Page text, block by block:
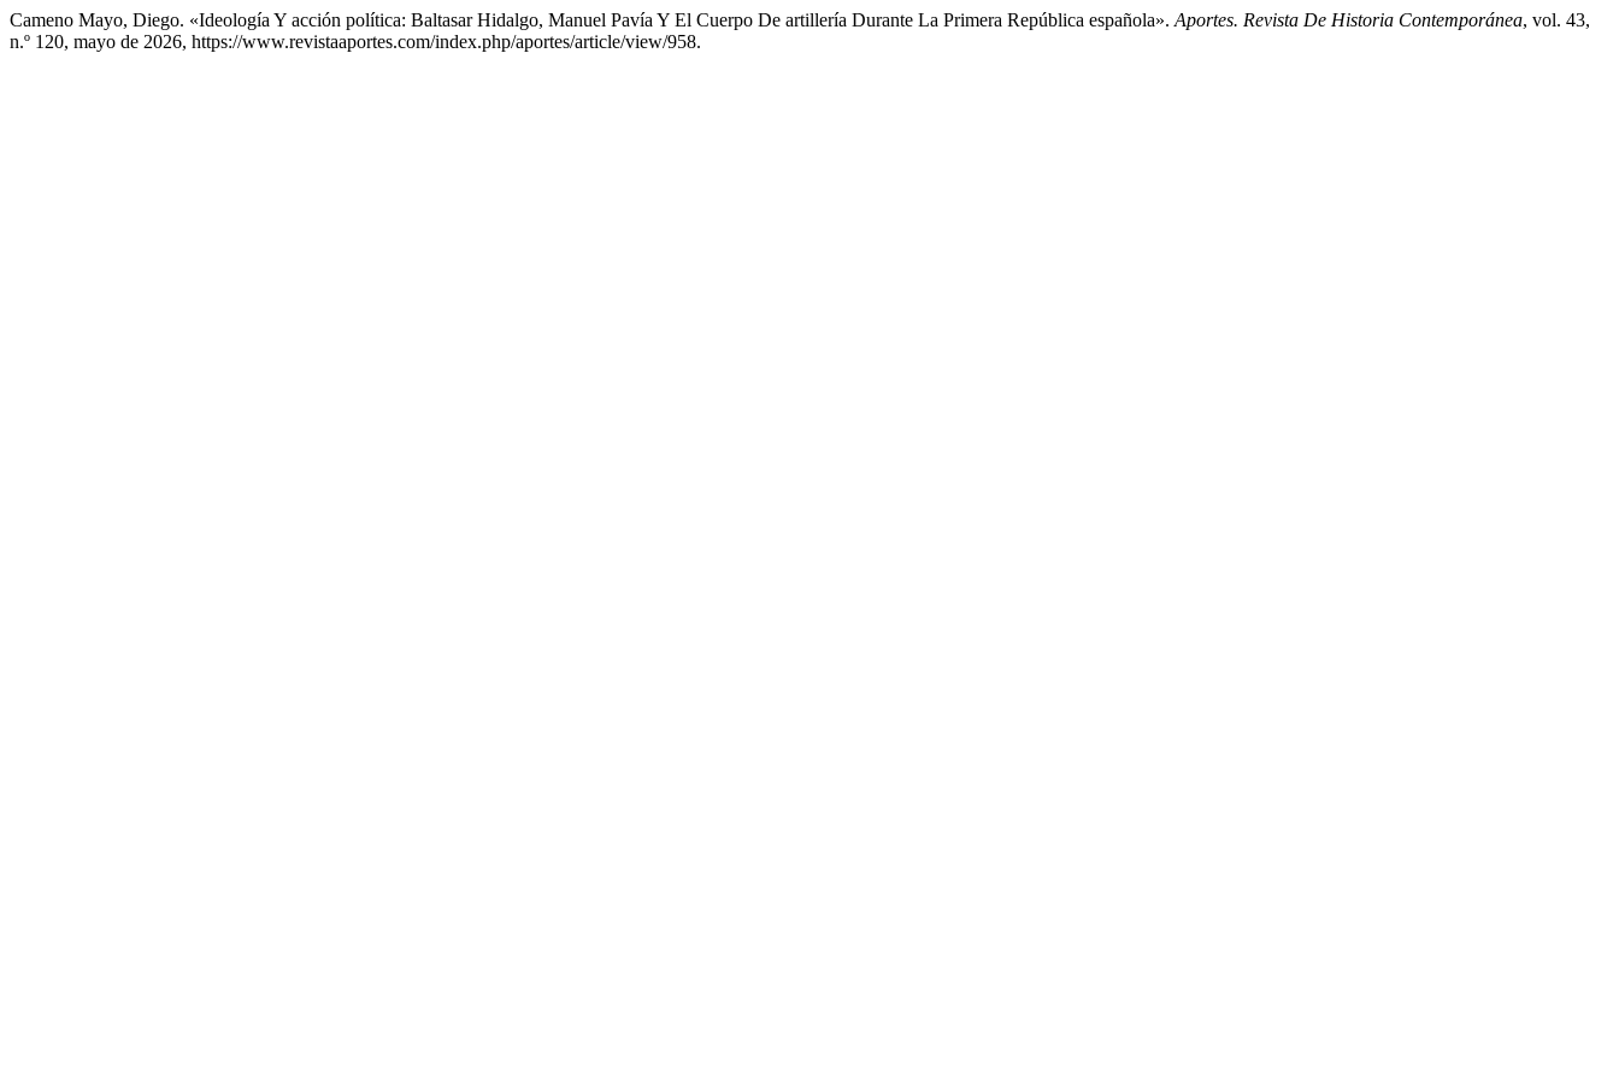
Cameno Mayo, Diego. «Ideología Y acción política: Baltasar Hidalgo, Manuel Pavía Y El Cuerpo De artillería Durante La Primera República española». Aportes. Revista De Historia Contemporánea, vol. 43,
n.º 120, mayo de 2026, https://www.revistaaportes.com/index.php/aportes/article/view/958.